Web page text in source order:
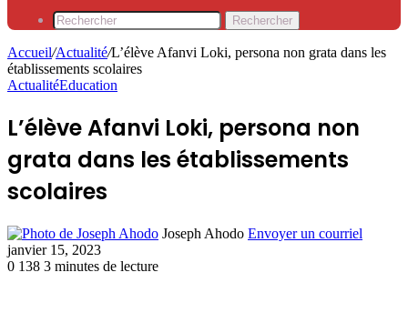
Rechercher
Accueil/Actualité/L’élève Afanvi Loki, persona non grata dans les
établissements scolaires
ActualitéEducation
L’élève Afanvi Loki, persona non
grata dans les établissements
scolaires
Joseph Ahodo Envoyer un courriel
janvier 15, 2023
0 138 3 minutes de lecture